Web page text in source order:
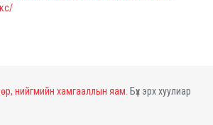
нийгмийн хамгааллын яам. Бүх эрх хуулиар